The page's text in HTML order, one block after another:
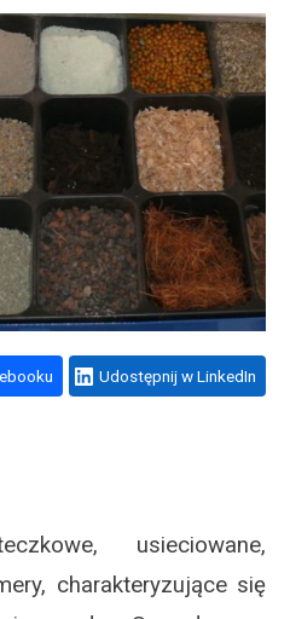
Udostępnij w LinkedIn
usieciowane,
charakteryzujące się